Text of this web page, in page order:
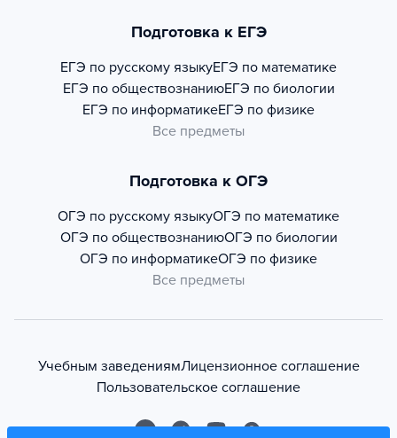
Подготовка к ЕГЭ
ЕГЭ по русскому языкуЕГЭ по математике
ЕГЭ по обществознаниюЕГЭ по биологии
ЕГЭ по информатикеЕГЭ по физике
Все предметы
Подготовка к ОГЭ
ОГЭ по русскому языкуОГЭ по математике
ОГЭ по обществознаниюОГЭ по биологии
ОГЭ по информатикеОГЭ по физике
Все предметы
Учебным заведениямЛицензионное соглашение
Пользовательское соглашение